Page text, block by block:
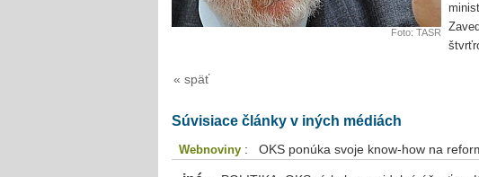
Foto: TASR
« späť
Súvisiace články v iných médiách
Webnoviny : OKS ponúka svoje know-how na